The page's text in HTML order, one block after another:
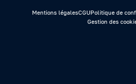
Mentions légalesCGUPolitique de
Gestion des